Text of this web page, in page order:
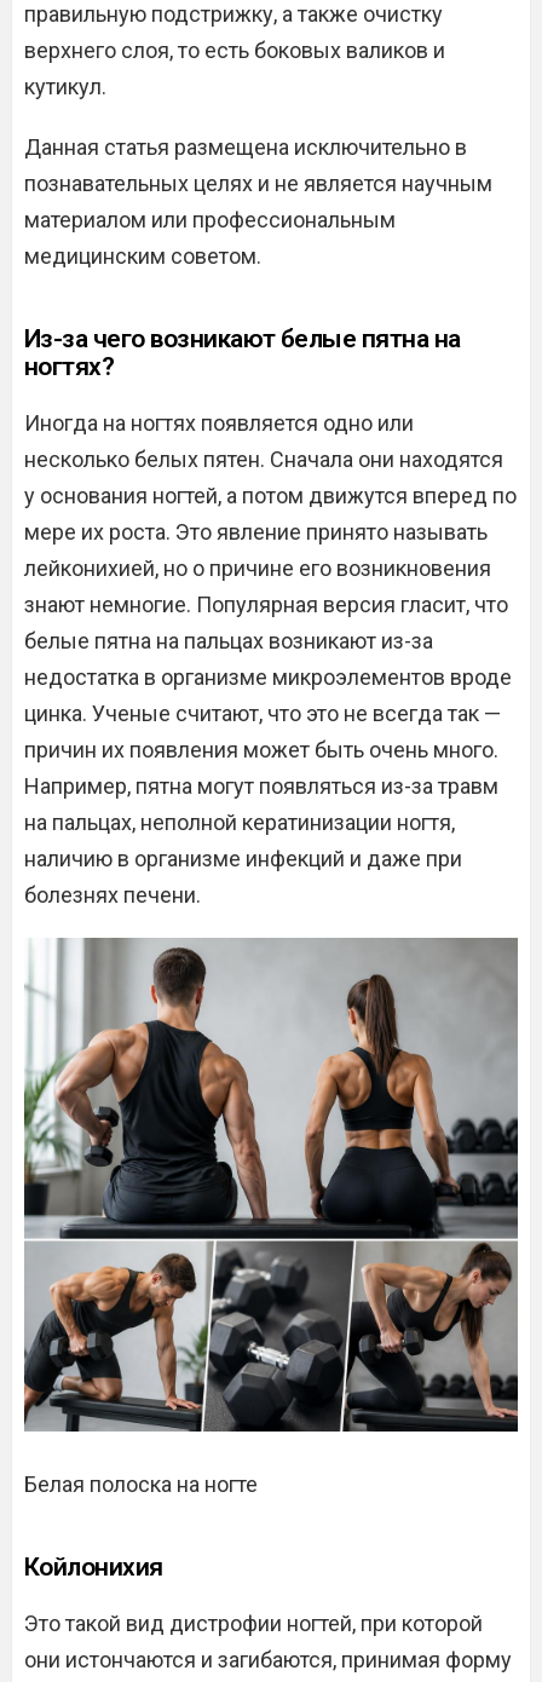
правильную подстрижку, а также очистку
верхнего слоя, то есть боковых валиков и
кутикул.
Данная статья размещена исключительно в
познавательных целях и не является научным
материалом или профессиональным
медицинским советом.
Из-за чего возникают белые пятна на
ногтях?
Иногда на ногтях появляется одно или
несколько белых пятен. Сначала они находятся
у основания ногтей, а потом движутся вперед по
мере их роста. Это явление принято называть
лейконихией, но о причине его возникновения
знают немногие. Популярная версия гласит, что
белые пятна на пальцах возникают из-за
недостатка в организме микроэлементов вроде
цинка. Ученые считают, что это не всегда так —
причин их появления может быть очень много.
Например, пятна могут появляться из-за травм
на пальцах, неполной кератинизации ногтя,
наличию в организме инфекций и даже при
болезнях печени.
Белая полоска на ногте
Койлонихия
Это такой вид дистрофии ногтей, при которой
они истончаются и загибаются, принимая форму